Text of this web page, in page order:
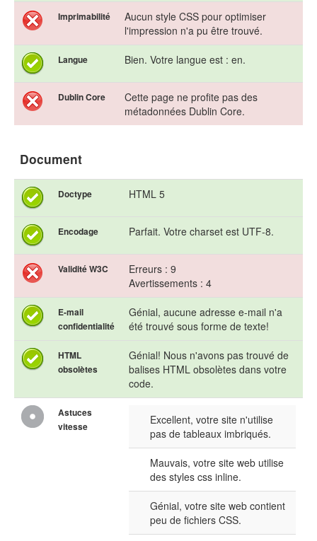
Imprimabilité
Aucun style CSS pour optimiser
l'impression n'a pu être trouvé.
Langue Bien. Votre langue est : en.
Dublin Core
Cette page ne profite pas des
métadonnées Dublin Core.
Document
Doctype HTML 5
Encodage Parfait. Votre charset est UTF-8.
Validité W3C
Erreurs : 9
Avertissements : 4
E-mail
confidentialité
Génial, aucune adresse e-mail n'a
été trouvé sous forme de texte!
HTML
obsolètes
Génial! Nous n'avons pas trouvé de
balises HTML obsolètes dans votre
code.
Astuces
vitesse
Excellent, votre site n'utilise
pas de tableaux imbriqués.
Mauvais, votre site web utilise
des styles css inline.
Génial, votre site web contient
peu de fichiers CSS.